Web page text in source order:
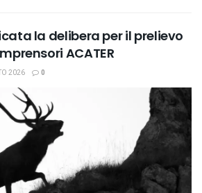
la delibera per il prelievo
ACATER
2026 0